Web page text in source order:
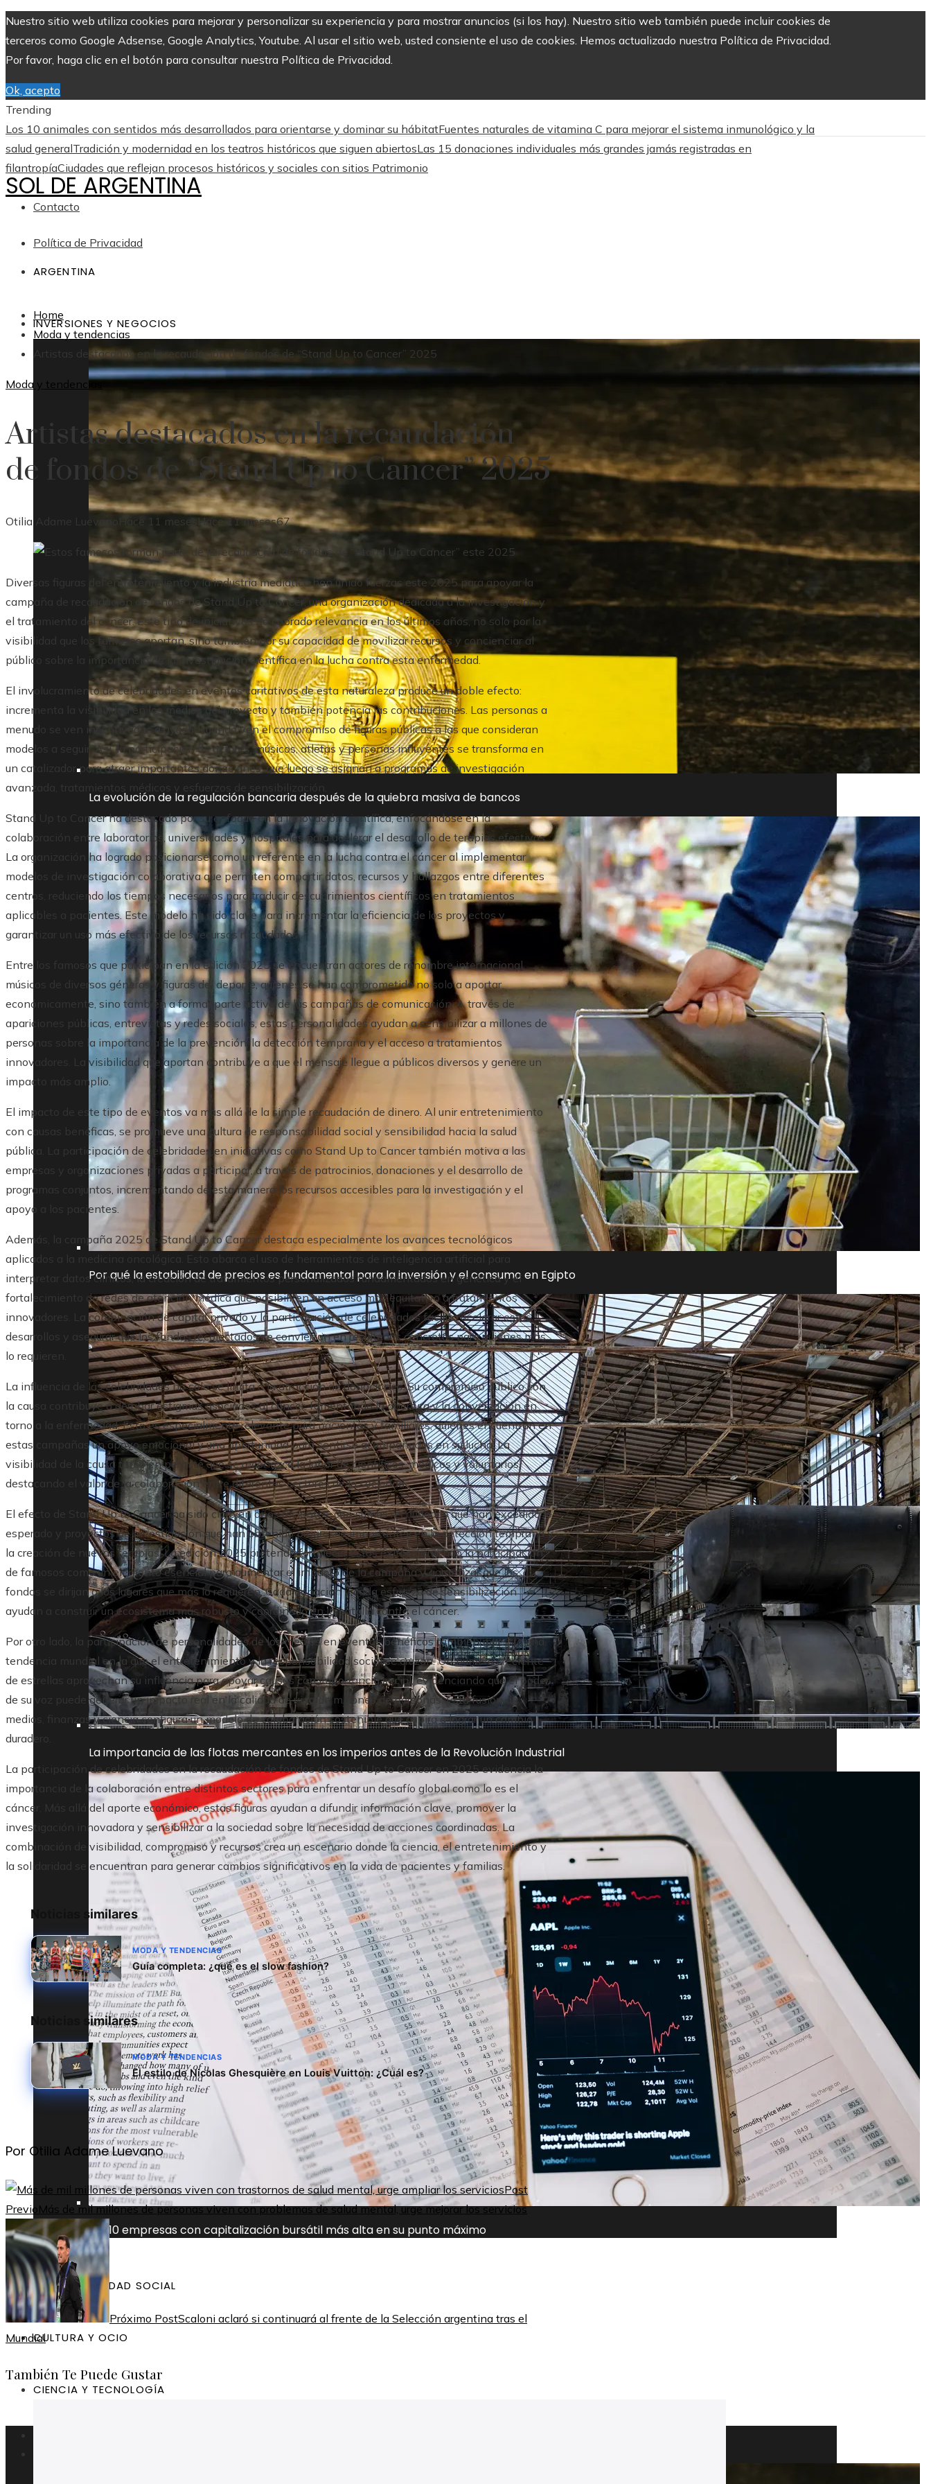
Nuestro sitio web utiliza cookies para mejorar y personalizar su experiencia y para mostrar anuncios (si los hay). Nuestro sitio web también puede incluir cookies de
terceros como Google Adsense, Google Analytics, Youtube. Al usar el sitio web, usted consiente el uso de cookies. Hemos actualizado nuestra Política de Privacidad.
Por favor, haga clic en el botón para consultar nuestra Política de Privacidad.
Ok, acepto
Trending
Los 10 animales con sentidos más desarrollados para orientarse y dominar su hábitatFuentes naturales de vitamina C para mejorar el sistema inmunológico y la
salud generalTradición y modernidad en los teatros históricos que siguen abiertosLas 15 donaciones individuales más grandes jamás registradas en
filantropíaCiudades que reflejan procesos históricos y sociales con sitios Patrimonio
Contacto
Política de Privacidad
SOL DE ARGENTINA
ARGENTINA
INVERSIONES Y NEGOCIOS
La evolución de la regulación bancaria después de la quiebra masiva de bancos
Por qué la estabilidad de precios es fundamental para la inversión y el consumo en Egipto
La importancia de las flotas mercantes en los imperios antes de la Revolución Industrial
Las 10 empresas con capitalización bursátil más alta en su punto máximo
RESPONSABILIDAD SOCIAL
CULTURA Y OCIO
CIENCIA Y TECNOLOGÍA
Home
Moda y tendencias
Artistas destacados en la recaudación de fondos de “Stand Up to Cancer” 2025
Moda y tendencias
Artistas destacados en la recaudación
de fondos de “Stand Up to Cancer” 2025
Otilia Adame Luevano Hace 11 mesesHace 11 meses67
Diversas figuras del entretenimiento y la industria mediática han unido fuerzas este 2025 para apoyar la
campaña de recaudación de fondos de Stand Up to Cancer, una organización dedicada a la investigación y
el tratamiento del cáncer. Este tipo de iniciativas ha cobrado relevancia en los últimos años, no solo por la
visibilidad que los famosos aportan, sino también por su capacidad de movilizar recursos y concienciar al
público sobre la importancia de la investigación científica en la lucha contra esta enfermedad.
El involucramiento de celebridades en eventos caritativos de esta naturaleza produce un doble efecto:
incrementa la visibilidad en los medios del proyecto y también potencia las contribuciones. Las personas a
menudo se ven incentivadas a ayudar cuando ven el compromiso de figuras públicas a las que consideran
modelos a seguir. Así, la participación de actores, músicos, atletas y personas influyentes se transforma en
un catalizador para atraer importantes donaciones, que luego se asignan a programas de investigación
avanzada, tratamientos médicos y esfuerzos de sensibilización.
Stand Up to Cancer ha destacado por su enfoque en la innovación científica, enfocándose en la
colaboración entre laboratorios, universidades y hospitales para acelerar el desarrollo de terapias efectivas.
La organización ha logrado posicionarse como un referente en la lucha contra el cáncer al implementar
modelos de investigación colaborativa que permiten compartir datos, recursos y hallazgos entre diferentes
centros, reduciendo los tiempos necesarios para traducir descubrimientos científicos en tratamientos
aplicables a pacientes. Este modelo ha sido clave para incrementar la eficiencia de los proyectos y
garantizar un uso más efectivo de los recursos recaudados.
Entre los famosos que participan en la edición 2025 se encuentran actores de renombre internacional,
músicos de diversos géneros y figuras del deporte, quienes se han comprometido no solo a aportar
económicamente, sino también a formar parte activa de las campañas de comunicación. A través de
apariciones públicas, entrevistas y redes sociales, estas personalidades ayudan a sensibilizar a millones de
personas sobre la importancia de la prevención, la detección temprana y el acceso a tratamientos
innovadores. La visibilidad que aportan contribuye a que el mensaje llegue a públicos diversos y genere un
impacto más amplio.
El impacto de este tipo de eventos va más allá de la simple recaudación de dinero. Al unir entretenimiento
con causas benéficas, se promueve una cultura de responsabilidad social y sensibilidad hacia la salud
pública. La participación de celebridades en iniciativas como Stand Up to Cancer también motiva a las
empresas y organizaciones privadas a participar, a través de patrocinios, donaciones y el desarrollo de
programas conjuntos, incrementando de esta manera los recursos accesibles para la investigación y el
apoyo a los pacientes.
Además, la campaña 2025 de Stand Up to Cancer destaca especialmente los avances tecnológicos
aplicados a la medicina oncológica. Esto abarca el uso de herramientas de inteligencia artificial para
interpretar datos clínicos, la creación de tratamientos personalizados fundamentados en genética y el
fortalecimiento de redes de atención médica que posibiliten un acceso más equitativo a tratamientos
innovadores. La combinación de capital privado y la participación de celebridades facilita acelerar estos
desarrollos y asegurar que los fondos recolectados se conviertan en resultados concretos para quienes más
lo requieren.
La influencia de las celebridades no solo se limita a la atracción de donaciones. Su compromiso público con
la causa contribuye a derribar estigmas asociados al cáncer, fomentando la apertura y la conversación en
torno a la enfermedad. Esto es especialmente relevante para pacientes y familiares, quienes encuentran en
estas campañas un apoyo emocional y una oportunidad para sentirse acompañados en su lucha. La
visibilidad de la causa también permite que se reconozca la labor de científicos, médicos y voluntarios,
destacando el valor de la colaboración entre diferentes sectores de la sociedad.
El efecto de Stand Up to Cancer ha sido claro en años recientes, con sumas recaudadas que han excedido lo
esperado y proyectos de investigación que han obtenido progresos importantes en la detección temprana y
la creación de nuevas terapias. La edición 2025 pretende fortalecer estos éxitos, teniendo la participación
de famosos como un elemento esencial para aumentar el impacto de la campaña y garantizar que los
fondos se dirijan a los lugares que más lo requieren. Cada donación y cada esfuerzo de sensibilización
ayudan a construir un ecosistema más robusto y coordinado en la batalla contra el cáncer.
Por otro lado, la participación de personalidades de los medios en eventos benéficos también muestra una
tendencia mundial en la que el entretenimiento y la responsabilidad social se cruzan. Un número creciente
de estrellas aprovechan su influencia para apoyar causas con importancia social, evidenciando que el poder
de su voz puede generar un impacto real en la calidad de vida de millones de personas. Esta fusión de
medios, finanzas y ciencia configura un modelo de colaboración sostenible que aspira a lograr un cambio
duradero.
La participación de celebridades en la recaudación de fondos de Stand Up to Cancer en 2025 evidencia la
importancia de la colaboración entre distintos sectores para enfrentar un desafío global como lo es el
cáncer. Más allá del aporte económico, estas figuras ayudan a difundir información clave, promover la
investigación innovadora y sensibilizar a la sociedad sobre la necesidad de acciones coordinadas. La
combinación de visibilidad, compromiso y recursos crea un escenario donde la ciencia, el entretenimiento y
la solidaridad se encuentran para generar cambios significativos en la vida de pacientes y familias.
Noticias similares
MODA Y TENDENCIAS
Guía completa: ¿qué es el slow fashion?
Noticias similares
MODA Y TENDENCIAS
El estilo de Nicolas Ghesquière en Louis Vuitton: ¿Cuál es?
Por Otilia Adame Luevano
Post
PrevioMás de mil millones de personas viven con problemas de salud mental, urge mejorar los servicios
Próximo PostScaloni aclaró si continuará al frente de la Selección argentina tras el
Mundial
También Te Puede Gustar